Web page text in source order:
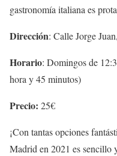
gastronomía italiana es
Dirección: Calle Jorge
Horario: Domingos de
hora y 45 minutos)
Precio: 25€
¡Con tantas opciones
Madrid en 2021 es sencillo